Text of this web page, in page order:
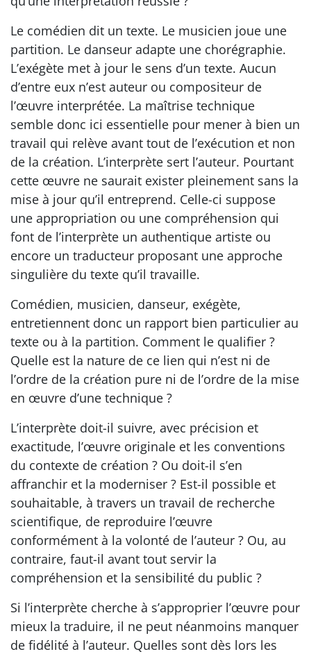
Le comédien dit un texte. Le musicien joue une
partition. Le danseur adapte une chorégraphie.
L’exégète met à jour le sens d’un texte. Aucun
d’entre eux n’est auteur ou compositeur de
l’œuvre interprétée. La maîtrise technique
semble donc ici essentielle pour mener à bien un
travail qui relève avant tout de l’exécution et non
de la création. L’interprète sert l’auteur. Pourtant
cette œuvre ne saurait exister pleinement sans la
mise à jour qu’il entreprend. Celle-ci suppose
une appropriation ou une compréhension qui
font de l’interprète un authentique artiste ou
encore un traducteur proposant une approche
singulière du texte qu’il travaille.
Comédien, musicien, danseur, exégète,
entretiennent donc un rapport bien particulier au
texte ou à la partition. Comment le qualifier ?
Quelle est la nature de ce lien qui n’est ni de
l’ordre de la création pure ni de l’ordre de la mise
en œuvre d’une technique ?
L’interprète doit-il suivre, avec précision et
exactitude, l’œuvre originale et les conventions
du contexte de création ? Ou doit-il s’en
affranchir et la moderniser ? Est-il possible et
souhaitable, à travers un travail de recherche
scientifique, de reproduire l’œuvre
conformément à la volonté de l’auteur ? Ou, au
contraire, faut-il avant tout servir la
compréhension et la sensibilité du public ?
Si l’interprète cherche à s’approprier l’œuvre pour
mieux la traduire, il ne peut néanmoins manquer
de fidélité à l’auteur. Quelles sont dès lors les